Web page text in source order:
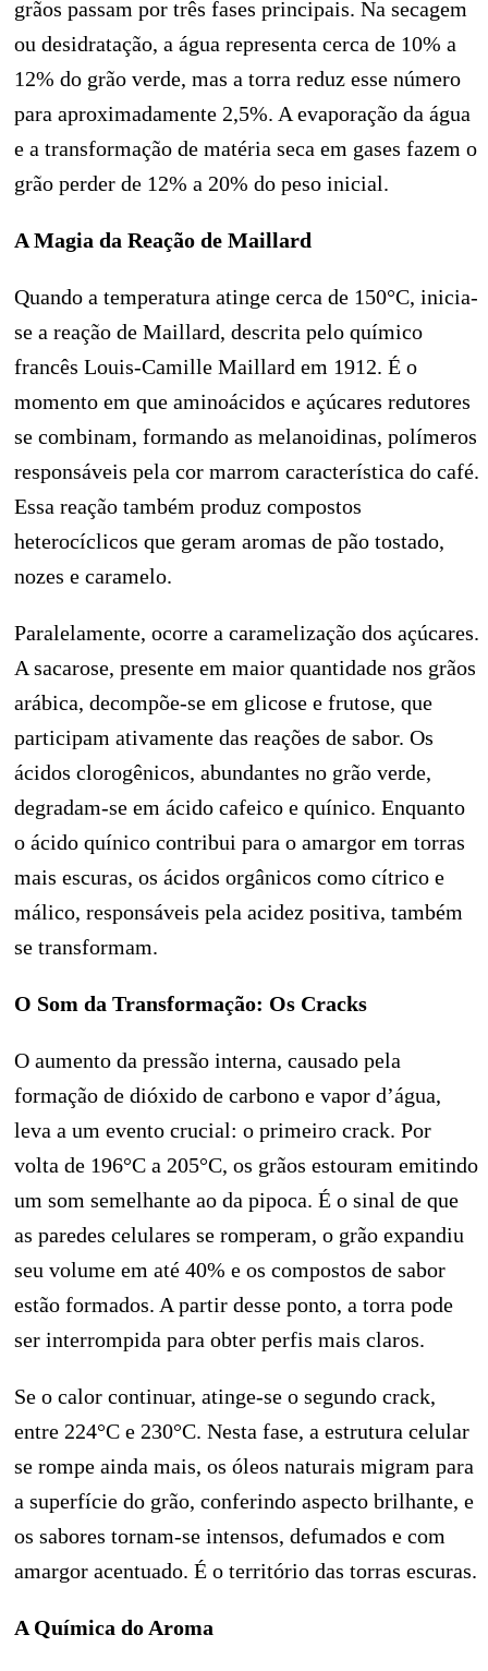
grãos passam por três fases principais. Na secagem
ou desidratação, a água representa cerca de 10% a
12% do grão verde, mas a torra reduz esse número
para aproximadamente 2,5%. A evaporação da água
e a transformação de matéria seca em gases fazem o
grão perder de 12% a 20% do peso inicial.
A Magia da Reação de Maillard
Quando a temperatura atinge cerca de 150°C, inicia-
se a reação de Maillard, descrita pelo químico
francês Louis-Camille Maillard em 1912. É o
momento em que aminoácidos e açúcares redutores
se combinam, formando as melanoidinas, polímeros
responsáveis pela cor marrom característica do café.
Essa reação também produz compostos
heterocíclicos que geram aromas de pão tostado,
nozes e caramelo.
Paralelamente, ocorre a caramelização dos açúcares.
A sacarose, presente em maior quantidade nos grãos
arábica, decompõe-se em glicose e frutose, que
participam ativamente das reações de sabor. Os
ácidos clorogênicos, abundantes no grão verde,
degradam-se em ácido cafeico e quínico. Enquanto
o ácido quínico contribui para o amargor em torras
mais escuras, os ácidos orgânicos como cítrico e
málico, responsáveis pela acidez positiva, também
se transformam.
O Som da Transformação: Os Cracks
O aumento da pressão interna, causado pela
formação de dióxido de carbono e vapor d’água,
leva a um evento crucial: o primeiro crack. Por
volta de 196°C a 205°C, os grãos estouram emitindo
um som semelhante ao da pipoca. É o sinal de que
as paredes celulares se romperam, o grão expandiu
seu volume em até 40% e os compostos de sabor
estão formados. A partir desse ponto, a torra pode
ser interrompida para obter perfis mais claros.
Se o calor continuar, atinge-se o segundo crack,
entre 224°C e 230°C. Nesta fase, a estrutura celular
se rompe ainda mais, os óleos naturais migram para
a superfície do grão, conferindo aspecto brilhante, e
os sabores tornam-se intensos, defumados e com
amargor acentuado. É o território das torras escuras.
A Química do Aroma